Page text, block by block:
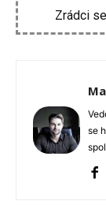
Zdeněk
se